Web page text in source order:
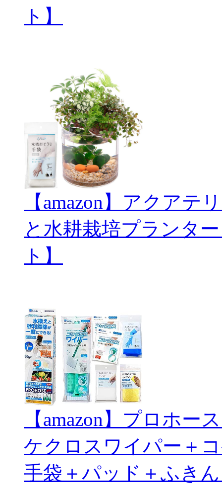
ト】
【amazon】アクアテ
と水耕栽培プランタ
ト】
【amazon】プロホ
ケクロスワイパー＋
手袋＋パッド＋ふき